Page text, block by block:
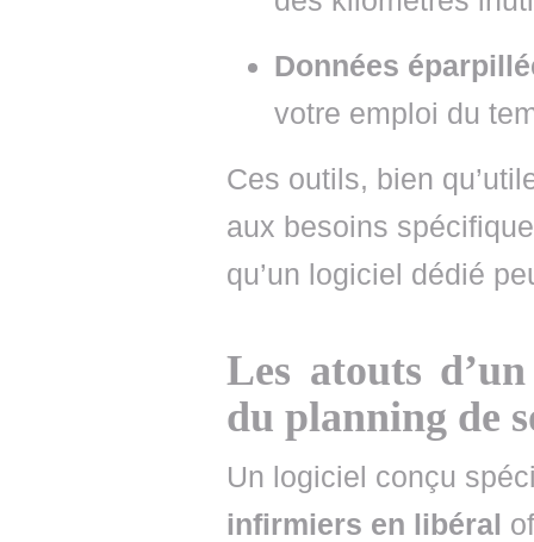
Données
votre emploi du
Ces outils, bien
aux besoins
qu’un logiciel dédié
Les atouts
du planning de
Un logiciel conçu
infirmiers en libéral